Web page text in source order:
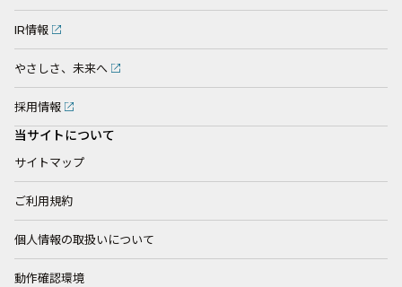
IR情報
やさしさ、未来へ
採用情報
当サイトについて
サイトマップ
ご利用規約
個人情報の取扱いについて
動作確認環境